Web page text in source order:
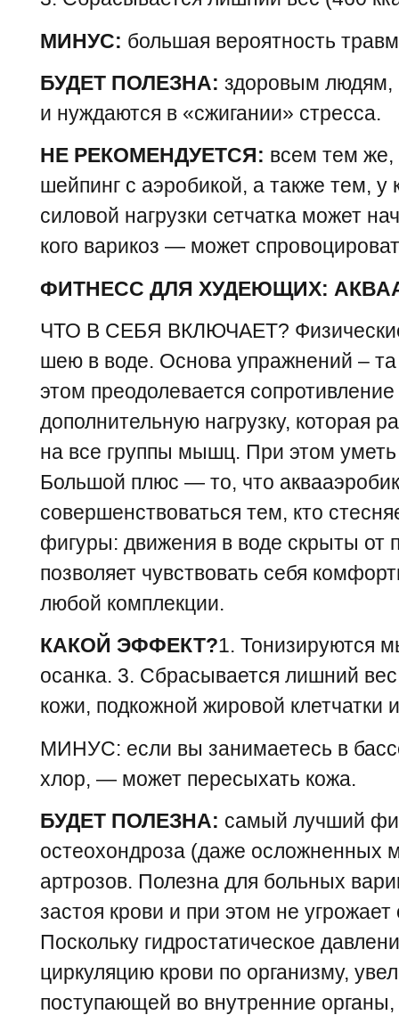
МИНУС: большая вероятность
БУДЕТ ПОЛЕЗНА: здоровым людям,
и нуждаются в «сжигании» стресса.
НЕ РЕКОМЕНДУЕТСЯ: всем тем же,
шейпинг с аэробикой, а также тем, у
силовой нагрузки сетчатка может
кого варикоз — может
ФИТНЕСС ДЛЯ ХУДЕЮЩИХ:
ЧТО В СЕБЯ ВКЛЮЧАЕТ?
шею в воде. Основа упражнений –
этом преодолевается
дополнительную нагрузку, которая
на все группы мышц. При этом
Большой плюс — то, что
совершенствоваться тем, кто
фигуры: движения в воде скрыты от
позволяет чувствовать себя
любой комплекции.
КАКОЙ ЭФФЕКТ?1. Тонизируются
осанка. 3. Сбрасывается лишний
кожи, подкожной жировой
МИНУС: если вы занимаетесь в
хлор, — может пересыхать кожа.
БУДЕТ ПОЛЕЗНА: самый лучший
остеохондроза (даже осложненных
артрозов. Полезна для больных
застоя крови и при этом не
Поскольку гидростатическое
циркуляцию крови по организму,
поступающей во внутренние органы,